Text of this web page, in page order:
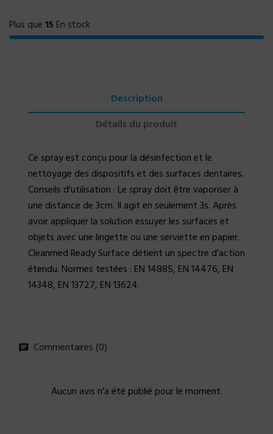
Plus que 15 En stock
Description
Détails du produit
Ce spray est conçu pour la désinfection et le
nettoyage des dispositifs et des surfaces dentaires.
Conseils d'utilisation : Le spray doit être vaporiser à
une distance de 3cm. Il agit en seulement 3s. Après
avoir appliquer la solution essuyer les surfaces et
objets avec une lingette ou une serviette en papier.
Cleanmed Ready Surface détient un spectre d'action
étendu. Normes testées : EN 14885, EN 14476, EN
14348, EN 13727, EN 13624.
Commentaires (0)
Aucun avis n'a été publié pour le moment.